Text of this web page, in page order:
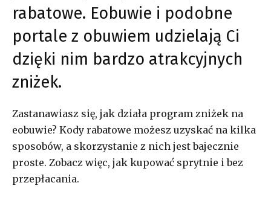
rabatowe. Eobuwie i podobne
portale z obuwiem udzielają Ci
dzięki nim bardzo atrakcyjnych
zniżek.
Zastanawiasz się, jak działa program zniżek na
eobuwie? Kody rabatowe możesz uzyskać na kilka
sposobów, a skorzystanie z nich jest bajecznie
proste. Zobacz więc, jak kupować sprytnie i bez
przepłacania.